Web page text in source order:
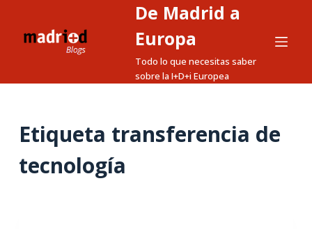
a
De Madrid a
Europa
Todo lo que necesitas saber
sobre la I+D+i Europea
Etiqueta transferencia de
tecnología